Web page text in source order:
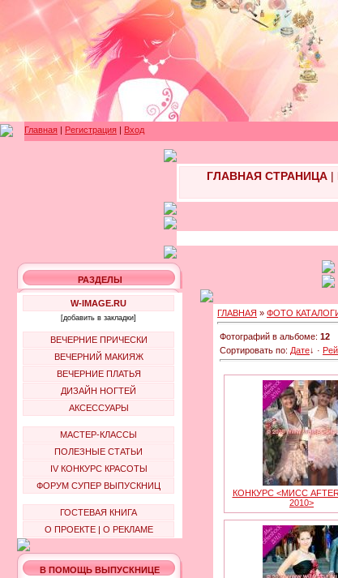
Главная | Регистрация | Вход
ГЛАВНАЯ СТРАНИЦА|
РАЗДЕЛЫ
W-IMAGE.RU
[добавить в закладки]
ВЕЧЕРНИЕ ПРИЧЕСКИ
ВЕЧЕРНИЙ МАКИЯЖ
ВЕЧЕРНИЕ ПЛАТЬЯ
ДИЗАЙН НОГТЕЙ
АКСЕССУАРЫ
МАСТЕР-КЛАССЫ
ПОЛЕЗНЫЕ СТАТЬИ
IV КОНКУРС КРАСОТЫ
ФОРУМ СУПЕР ВЫПУСКНИЦ
ГОСТЕВАЯ КНИГА
О ПРОЕКТЕ| О РЕКЛАМЕ
В ПОМОЩЬ ВЫПУСКНИЦЕ
ГЛАВНАЯ » ФОТО
Фотографий в альбоме: 12
Сортировать по: Дате↓ ·
КОНКУРС <МИСС
2010>